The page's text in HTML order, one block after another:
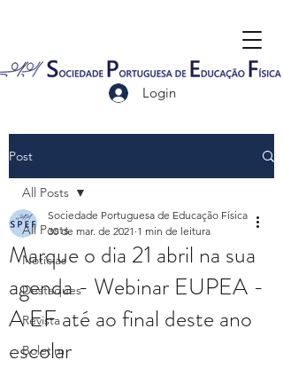
Login
Post
All Posts
Notícias
Destaques
Revista
Boletim
All Posts
Marque o dia 21 abril na sua
agenda - Webinar EUPEA -
A EF até ao final deste ano
escolar
Sociedade Portuguesa de Educação Física
30 de mar. de 2021 1 min de leitura